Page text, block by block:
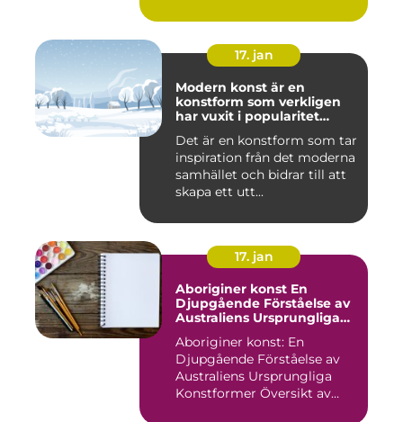
17. jan
Modern konst är en
konstform som verkligen
har vuxit i popularitet
decennierna
Det är en konstform som tar
inspiration från det moderna
samhället och bidrar till att
skapa ett utt...
17. jan
Aboriginer konst En
Djupgående Förståelse av
Australiens Ursprungliga
Aboriginer konst: En
Djupgående Förståelse av
Australiens Ursprungliga
Konstformer Översikt av